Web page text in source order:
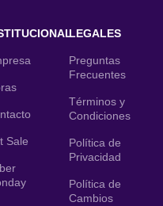
Sale
LEGALES
Preguntas
Frecuentes
Términos y
Condiciones
Política de
Privacidad
Política de
Cambios